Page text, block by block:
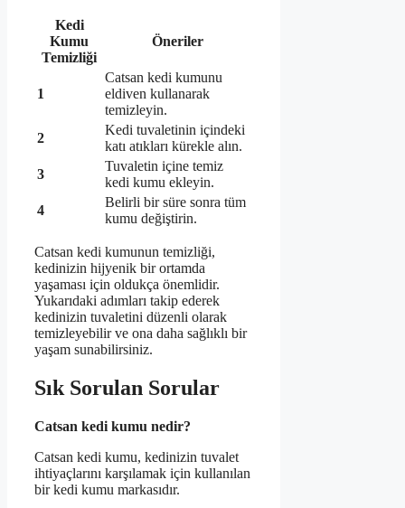
Kedi
Kumu
Temizliği
Öneriler
1
Catsan kedi kumunu
eldiven kullanarak
temizleyin.
2
Kedi tuvaletinin içindeki
katı atıkları kürekle alın.
3
Tuvaletin içine temiz
kedi kumu ekleyin.
4
Belirli bir süre sonra tüm
kumu değiştirin.
Catsan kedi kumunun temizliği,
kedinizin hijyenik bir ortamda
yaşaması için oldukça önemlidir.
Yukarıdaki adımları takip ederek
kedinizin tuvaletini düzenli olarak
temizleyebilir ve ona daha sağlıklı bir
yaşam sunabilirsiniz.
Sık Sorulan Sorular
Catsan kedi kumu nedir?
Catsan kedi kumu, kedinizin tuvalet
ihtiyaçlarını karşılamak için kullanılan
bir kedi kumu markasıdır.